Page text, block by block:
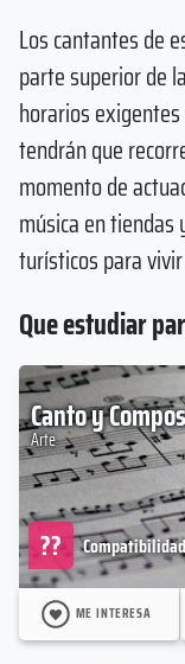
Los cantantes de
parte superior de
horarios
tendrán que
momento de
música en
turísticos para
Que estudiar
Canto y
Arte
Compatibilidad
??
ME INTERESA